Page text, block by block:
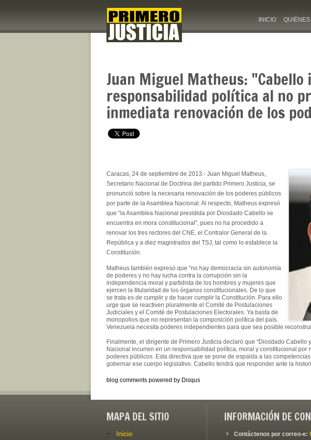
INICIO
Juan Miguel Matheus:
responsabilidad política al no
inmediata renovación de los
Caracas, 24 de septiembre de 2013.- Juan Miguel Matheus,
Secretario Nacional de Doctrina del partido Primero Justicia, se
pronunció sobre la necesaria renovación de los poderes públicos
por parte de la Asamblea Nacional. Al respecto, Matheus expresó
que “la Asamblea Nacional presidida por Diosdado Cabello se
encuentra en mora constitucional”, pues no ha procedido a
renovar los tres rectores del CNE, el Contralor General de la
República y a diez magistrados del TSJ, tal como lo establece la
Constitución.
Matheus también expresó que “no hay democracia sin autonomía
de poderes y no hay lucha contra la corrupción sin la
independencia moral y partidista de los hombres y mujeres que
ejercen la titularidad de los órganos constitucionales. De lo que
se trata es de cumplir y de hacer cumplir la Constitución. Para ello
urge que se reactiven pluralmente el Comité de Postulaciones
Judiciales y el Comité de Postulaciones Electorales. Ya basta de
monopolios que no representan la composición política del país.
Venezuela necesita poderes independientes para que sea posible
Finalmente, el dirigente de Primero Justicia declaró que “Diosdado Cabello
Nacional incurren en un responsabilidad política, moral y constitucional por
poderes públicos. Esta directiva que se pone de espalda a las
gobernar ese cuerpo legislativo. Cabello tendrá que responder ante la
blog comments powered by Disqus
MAPA DEL SITIO
Inicio
INFORMACIÓN DE
Contáctenos por correo-e: